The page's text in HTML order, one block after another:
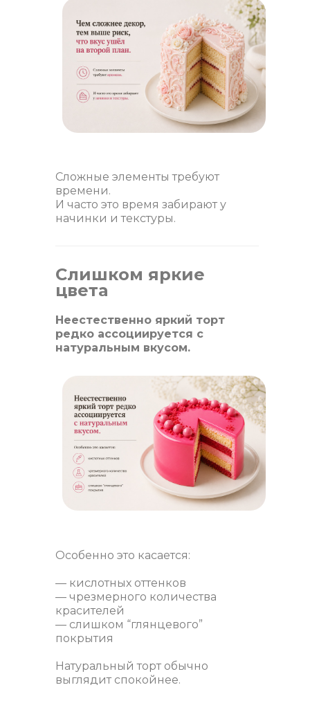
Сложные элементы требуют
времени.
И часто это время забирают у
начинки и текстуры.
Слишком яркие
цвета
Неестественно яркий торт
редко ассоциируется с
натуральным вкусом.
Особенно это касается:
— кислотных оттенков
— чрезмерного количества
красителей
— слишком “глянцевого”
покрытия
Натуральный торт обычно
выглядит спокойнее.